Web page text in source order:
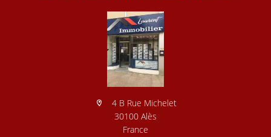
4 B Rue Michelet
30100 Alès
France